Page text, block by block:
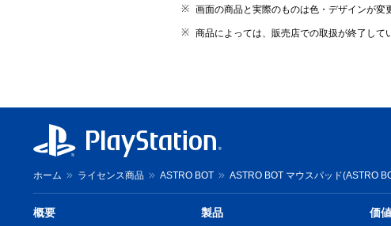
画面の商品と実際のものは色・デザインが変
商品によっては、販売店での取扱が終了して
ホーム ライセンス商品 ASTRO BOT ASTRO BOT マウスパッド(ASTRO
概要 製品 価